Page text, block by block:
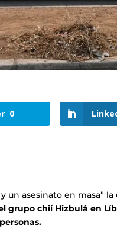
0
un asesinato en masa”
grupo chií Hizbulá en